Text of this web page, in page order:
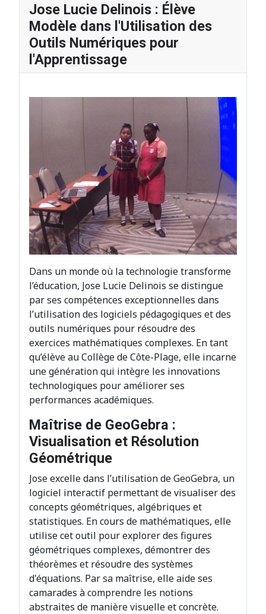
Jose Lucie Delinois : Élève
Modèle dans l'Utilisation des
Outils Numériques pour
l'Apprentissage
Dans un monde où la technologie transforme
l’éducation, Jose Lucie Delinois se distingue
par ses compétences exceptionnelles dans
l’utilisation des logiciels pédagogiques et des
outils numériques pour résoudre des
exercices mathématiques complexes. En tant
qu’élève au Collège de Côte-Plage, elle incarne
une génération qui intègre les innovations
technologiques pour améliorer ses
performances académiques.
Maîtrise de GeoGebra :
Visualisation et Résolution
Géométrique
Jose excelle dans l’utilisation de GeoGebra, un
logiciel interactif permettant de visualiser des
concepts géométriques, algébriques et
statistiques. En cours de mathématiques, elle
utilise cet outil pour explorer des figures
géométriques complexes, démontrer des
théorèmes et résoudre des systèmes
d'équations. Par sa maîtrise, elle aide ses
camarades à comprendre les notions
abstraites de manière visuelle et concrète.